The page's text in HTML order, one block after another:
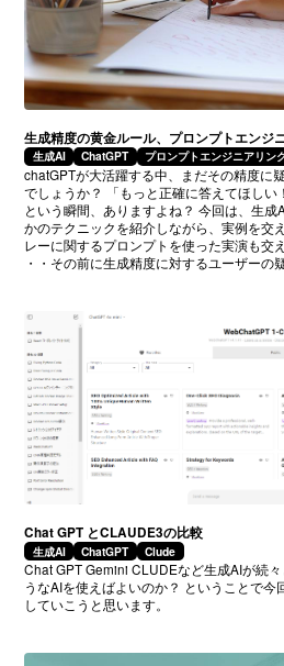
生成精度の黄金ルール、プロンプトエンジ
生成AI ChatGPT プロンプトエンジニアリン
chatGPTが大活躍する中、まだその精度に
でしょうか？ 「もっと正確に答えてほしい
という瞬間、ありますよね？ 今回は、生
かのテクニックを紹介しながら、実例を交
レーに関するプロンプトを使った実演も交
・・その前に生成精度に対するユーザーの
Chat GPT とCLAUDE3の比較
生成AI ChatGPT Clude
Chat GPT Gemini CLUDEなど生成AIが続
うなAIを使えばよいのか？ ということで
していこうと思います。